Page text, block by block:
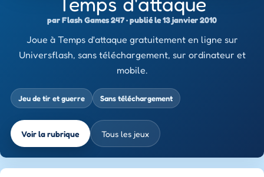
par Flash Games 247 · publié le 13 janvier 2010
Joue à Temps d'attaque gratuitement en ligne sur
Universflash, sans téléchargement, sur ordinateur et
mobile.
Jeu de tir et guerre Sans téléchargement
Voir la rubrique Tous les jeux